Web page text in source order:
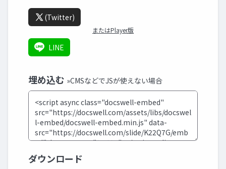
(Twitter)
またはPlayer版
LINE
埋め込む »CMSなどでJSが使えない場合
ダウンロード